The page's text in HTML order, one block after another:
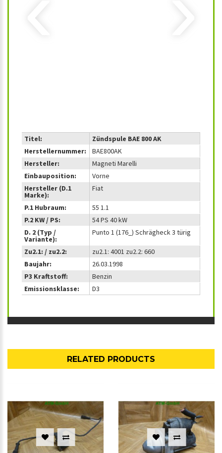
Titel:
Zündspule BAE 800 AK
Herstellernummer:
BAE800AK
Hersteller:
Magneti Marelli
Einbauposition:
Vorne
Hersteller (D.1
Marke):
Fiat
P.1 Hubraum:
55 1.1
P.2 KW / PS:
54 PS 40 kW
D. 2 (Typ /
Variante):
Punto 1 (176_) Schrägheck 3 türig
Zu2.1: / zu2.2:
zu2.1: 4001 zu2.2: 660
Baujahr:
26.03.1998
P3 Kraftstoff:
Benzin
Emissionsklasse:
D3
RELATED PRODUCTS